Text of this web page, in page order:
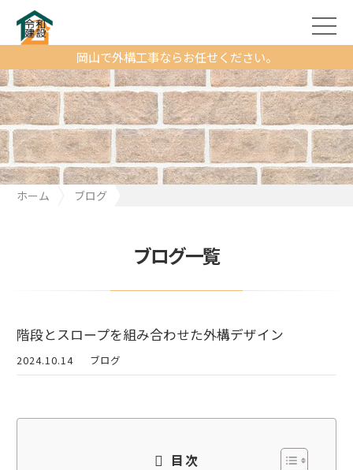
岡山で外構工事ならお任せください。
ホーム
ブログ
ブログ一覧
階段とスロープを組み合わせた外構デザイン
2024.10.14 ブログ
目次